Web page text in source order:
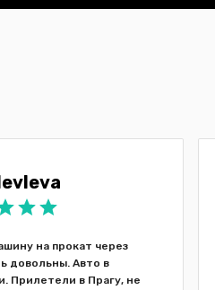
на прокат через
довольны. Авто в
Прилетели в Прагу, не